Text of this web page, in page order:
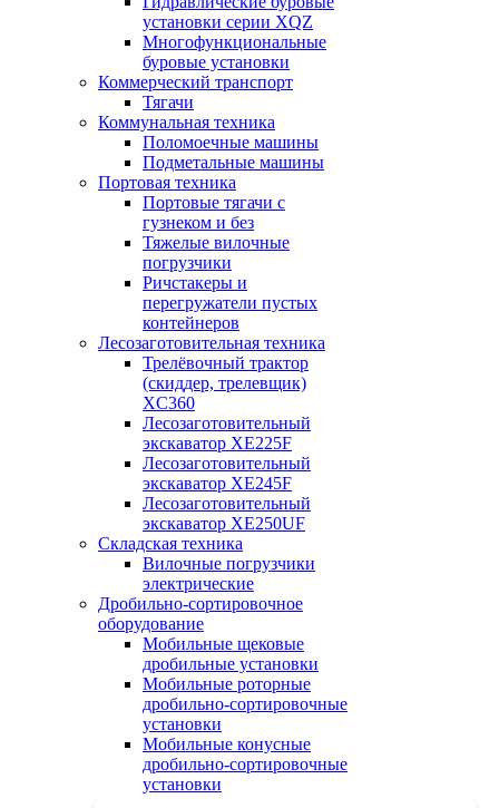
установки серии XQZ
Многофункциональные
буровые установки
Коммерческий транспорт
Тягачи
Коммунальная техника
Поломоечные машины
Подметальные машины
Портовая техника
Портовые тягачи с
гузнеком и без
Тяжелые вилочные
погрузчики
Ричстакеры и
перегружатели пустых
контейнеров
Лесозаготовительная техника
Трелёвочный трактор
(скиддер, трелевщик)
XC360
Лесозаготовительный
экскаватор XE225F
Лесозаготовительный
экскаватор XE245F
Лесозаготовительный
экскаватор XE250UF
Складская техника
Вилочные погрузчики
электрические
Дробильно-сортировочное
оборудование
Мобильные щековые
дробильные установки
Мобильные роторные
дробильно-сортировочные
установки
Мобильные конусные
дробильно-сортировочные
установки